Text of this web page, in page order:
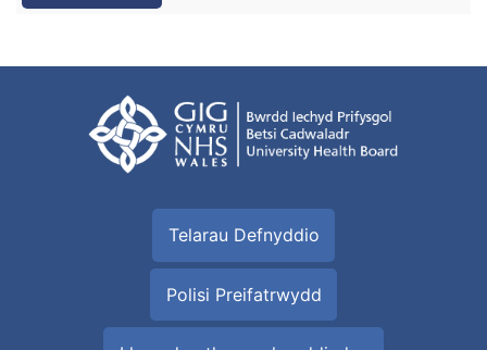
Telarau Defnyddio
Polisi Preifatrwydd